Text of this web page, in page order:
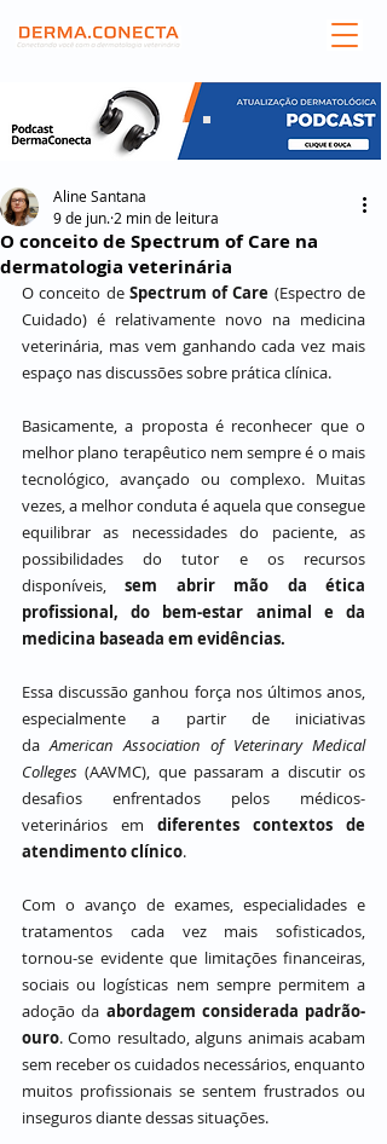
O conceito de Spectrum of Care na
dermatologia veterinária
Aline Santana
9 de jun. 2 min de leitura
O conceito de Spectrum of Care (Espectro de
Cuidado) é relativamente novo na medicina
veterinária, mas vem ganhando cada vez mais
espaço nas discussões sobre prática clínica.
Basicamente, a proposta é reconhecer que o
melhor plano terapêutico nem sempre é o mais
tecnológico, avançado ou complexo. Muitas
vezes, a melhor conduta é aquela que consegue
equilibrar as necessidades do paciente, as
possibilidades do tutor e os recursos
disponíveis, sem abrir mão da ética
profissional, do bem-estar animal e da
medicina baseada em evidências.
Essa discussão ganhou força nos últimos anos,
especialmente a partir de iniciativas
da American Association of Veterinary Medical
Colleges (AAVMC), que passaram a discutir os
desafios enfrentados pelos médicos-
veterinários em diferentes contextos de
atendimento clínico.
Com o avanço de exames, especialidades e
tratamentos cada vez mais sofisticados,
tornou-se evidente que limitações financeiras,
sociais ou logísticas nem sempre permitem a
adoção da abordagem considerada padrão-
ouro. Como resultado, alguns animais acabam
sem receber os cuidados necessários, enquanto
muitos profissionais se sentem frustrados ou
inseguros diante dessas situações.